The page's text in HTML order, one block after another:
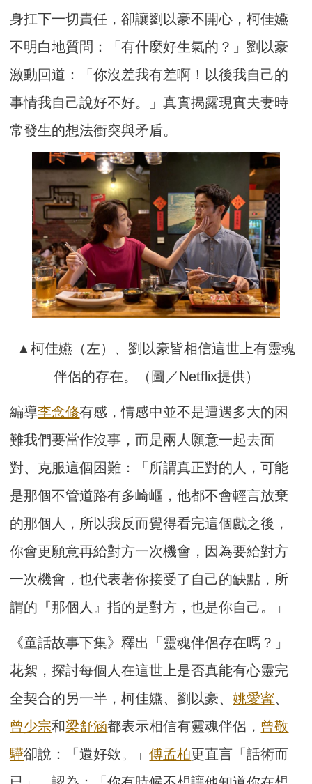
身扛下一切責任，卻讓劉以豪不開心，柯佳嬿
不明白地質問：「有什麼好生氣的？」劉以豪
激動回道：「你沒差我有差啊！以後我自己的
事情我自己說好不好。」真實揭露現實夫妻時
常發生的想法衝突與矛盾。
▲柯佳嬿（左）、劉以豪皆相信這世上有靈魂
伴侶的存在。（圖／Netflix提供）
編導李念修有感，情感中並不是遭遇多大的困
難我們要當作沒事，而是兩人願意一起去面
對、克服這個困難：「所謂真正對的人，可能
是那個不管道路有多崎嶇，他都不會輕言放棄
的那個人，所以我反而覺得看完這個戲之後，
你會更願意再給對方一次機會，因為要給對方
一次機會，也代表著你接受了自己的缺點，所
謂的『那個人』指的是對方，也是你自己。」
《童話故事下集》釋出「靈魂伴侶存在嗎？」
花絮，探討每個人在這世上是否真能有心靈完
全契合的另一半，柯佳嬿、劉以豪、姚愛寗、
曾少宗和梁舒涵都表示相信有靈魂伴侶， 曾敬
驊卻說：「還好欸。」傅孟柏更直言「話術而